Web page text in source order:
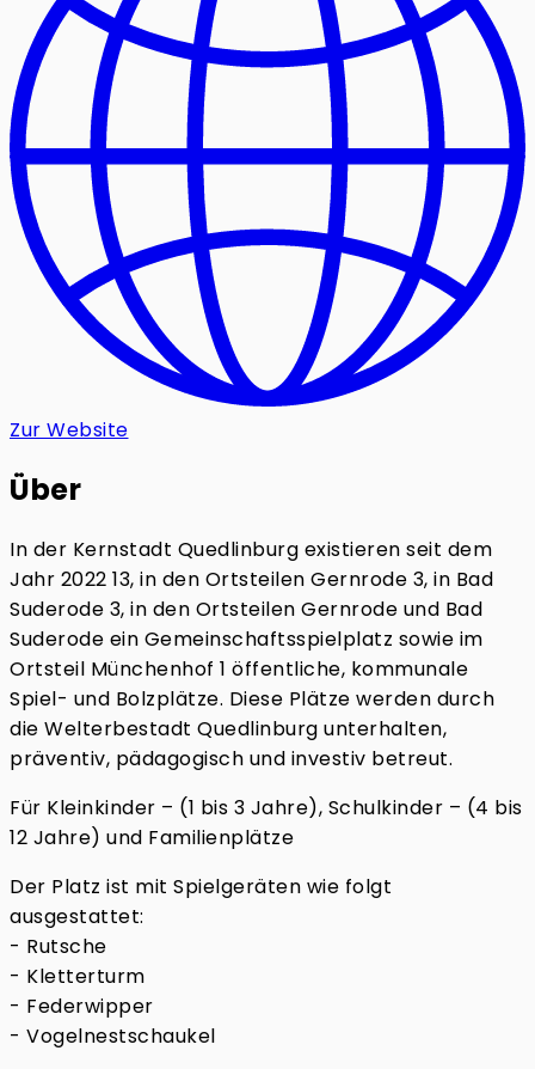
Zur Website
Über
In der Kernstadt Quedlinburg existieren seit dem
Jahr 2022 13, in den Ortsteilen Gernrode 3, in Bad
Suderode 3, in den Ortsteilen Gernrode und Bad
Suderode ein Gemeinschaftsspielplatz sowie im
Ortsteil Münchenhof 1 öffentliche, kommunale
Spiel- und Bolzplätze. Diese Plätze werden durch
die Welterbestadt Quedlinburg unterhalten,
präventiv, pädagogisch und investiv betreut.
Für Kleinkinder – (1 bis 3 Jahre), Schulkinder – (4 bis
12 Jahre) und Familienplätze
Der Platz ist mit Spielgeräten wie folgt
ausgestattet:
- Rutsche
- Kletterturm
- Federwipper
- Vogelnestschaukel